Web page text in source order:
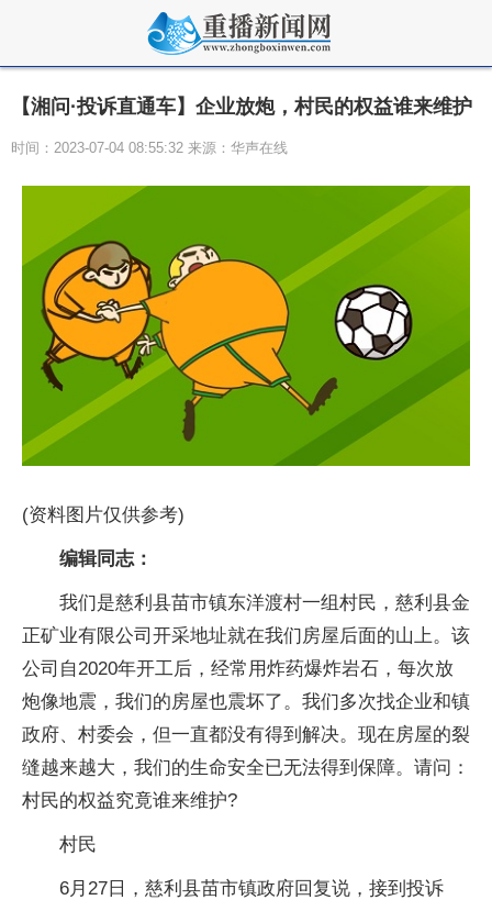
【湘问·投诉直通车】企业放炮，村民的权益谁来维护
时间：2023-07-04 08:55:32 来源：华声在线
(资料图片仅供参考)
编辑同志：
我们是慈利县苗市镇东洋渡村一组村民，慈利县金
正矿业有限公司开采地址就在我们房屋后面的山上。该
公司自2020年开工后，经常用炸药爆炸岩石，每次放
炮像地震，我们的房屋也震坏了。我们多次找企业和镇
政府、村委会，但一直都没有得到解决。现在房屋的裂
缝越来越大，我们的生命安全已无法得到保障。请问：
村民的权益究竟谁来维护?
村民
6月27日，慈利县苗市镇政府回复说，接到投诉